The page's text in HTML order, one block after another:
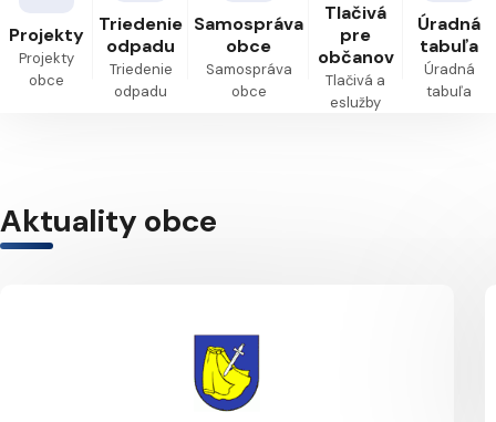
Kontakt
Projekty
Projekty
obce
Triedenie
odpadu
Triedenie
odpadu
Samospráva
obce
Samospráva
obce
Tlačivá
pre
občanov
Tlačivá a
eslužby
Úradná
tabuľa
Úradná
tabuľa
Aktuality obce